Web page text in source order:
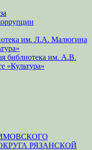
им. Л.А. Малюгина
библиотека им. А.В.
«Культура»
РЯЗАНСКОЙ